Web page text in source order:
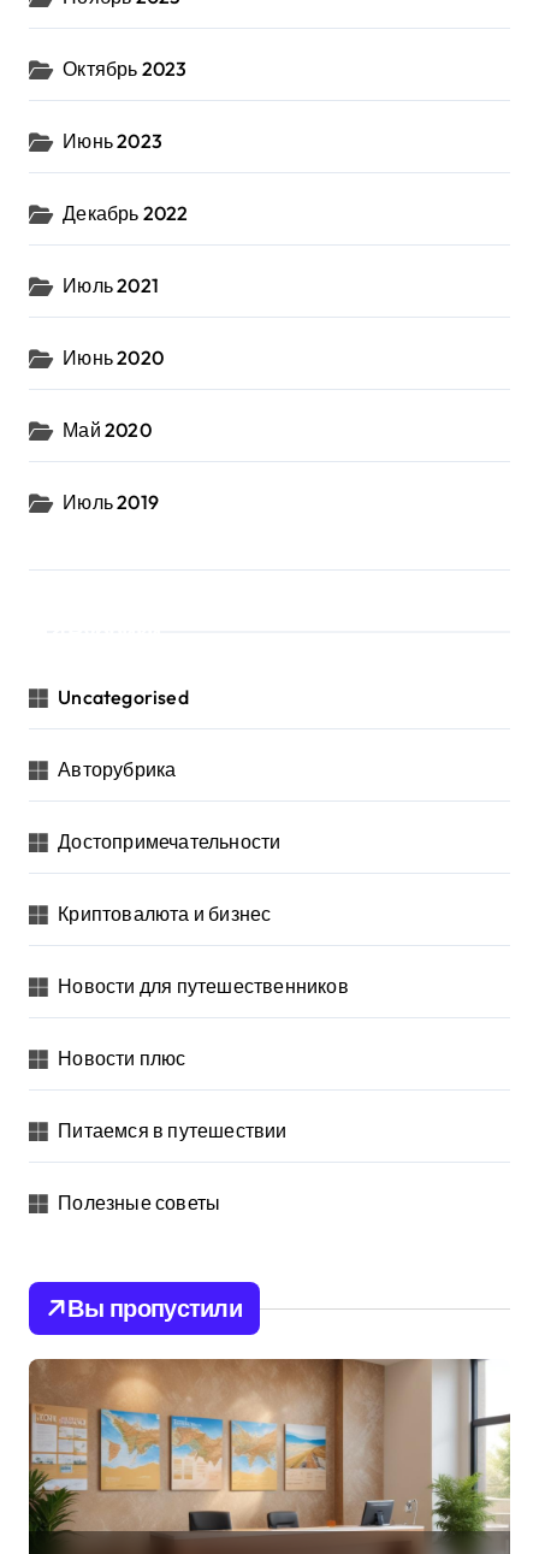
Октябрь 2023
Июнь 2023
Декабрь 2022
Июль 2021
Июнь 2020
Май 2020
Июль 2019
Uncategorised
Авторубрика
Достопримечательности
Криптовалюта и бизнес
Новости для путешественников
Новости плюс
Питаемся в путешествии
Полезные советы
Вы пропустили